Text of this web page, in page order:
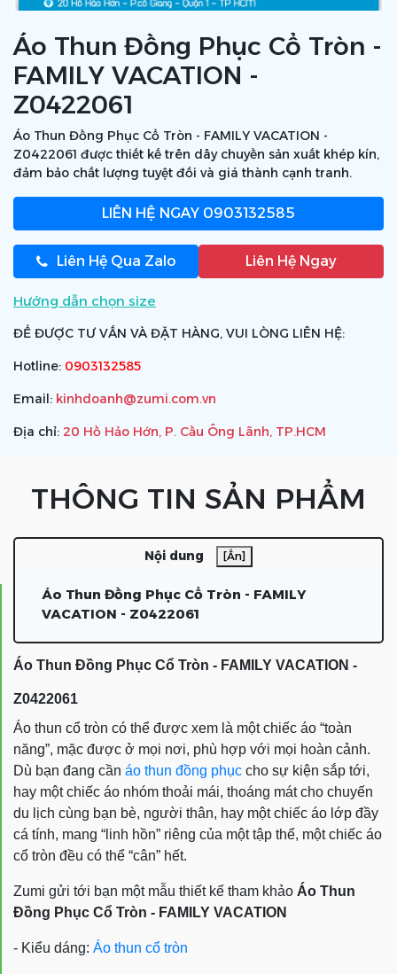
Áo Thun Đồng Phục Cổ Tròn -
FAMILY VACATION -
Z0422061
Áo Thun Đồng Phục Cổ Tròn - FAMILY VACATION -
Z0422061 được thiết kế trên dây chuyền sản xuất khép kín,
đảm bảo chất lượng tuyệt đối và giá thành cạnh tranh.
LIÊN HỆ NGAY 0903132585
Liên Hệ Qua Zalo Liên Hệ Ngay
Hướng dẫn chọn size
ĐỂ ĐƯỢC TƯ VẤN VÀ ĐẶT HÀNG, VUI LÒNG LIÊN HỆ:
Hotline: 0903132585
Email: kinhdoanh@zumi.com.vn
Địa chỉ: 20 Hồ Hảo Hớn, P. Cầu Ông Lãnh, TP.HCM
THÔNG TIN SẢN PHẨM
Nội dung [Ẩn]
Áo Thun Đồng Phục Cổ Tròn - FAMILY
VACATION - Z0422061
Áo Thun Đồng Phục Cổ Tròn - FAMILY VACATION -
Z0422061
Áo thun cổ tròn có thể được xem là một chiếc áo “toàn
năng”, mặc được ở mọi nơi, phù hợp với mọi hoàn cảnh.
Dù bạn đang cần áo thun đồng phục cho sự kiện sắp tới,
hay một chiếc áo nhóm thoải mái, thoáng mát cho chuyến
du lịch cùng bạn bè, người thân, hay một chiếc áo lớp đầy
cá tính, mang “linh hồn” riêng của một tập thể, một chiếc áo
cổ tròn đều có thể “cân” hết.
Zumi gửi tới bạn một mẫu thiết kế tham khảo Áo Thun
Đồng Phục Cổ Tròn - FAMILY VACATION
- Kiểu dáng: Áo thun cổ tròn